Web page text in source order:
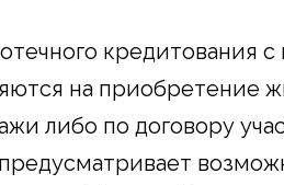
кредитования
на приобретение
либо по договору